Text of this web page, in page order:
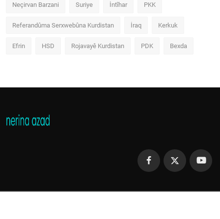
Neçirvan Barzani Suriye İntîhar PKK
Referandûma Serxwebûna Kurdistan İraq Kerkuk
Efrin HSD Rojavayê Kurdistan PDK Bexda